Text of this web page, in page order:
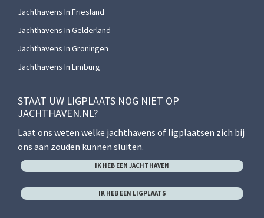
Jachthavens In Friesland
Jachthavens In Gelderland
Jachthavens In Groningen
Jachthavens In Limburg
STAAT UW LIGPLAATS NOG NIET OP
JACHTHAVEN.NL?
Laat ons weten welke jachthavens of ligplaatsen zich bij
ons aan zouden kunnen sluiten.
IK HEB EEN JACHTHAVEN
IK HEB EEN LIGPLAATS